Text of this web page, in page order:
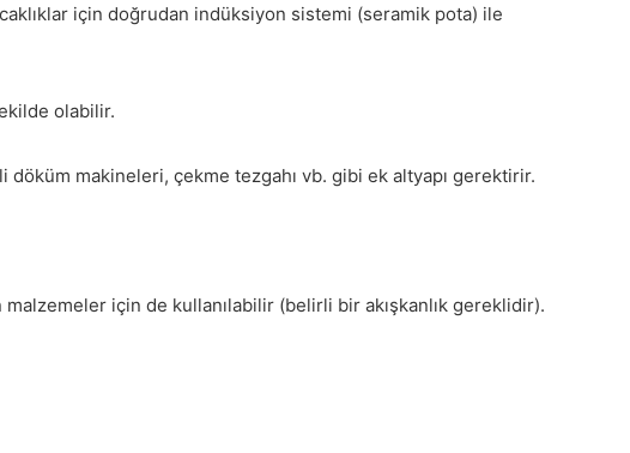
için doğrudan indüksiyon sistemi (seramik pota) ile
olabilir.
döküm makineleri, çekme tezgahı vb. gibi ek altyapı gerektirir.
için de kullanılabilir (belirli bir akışkanlık gereklidir).